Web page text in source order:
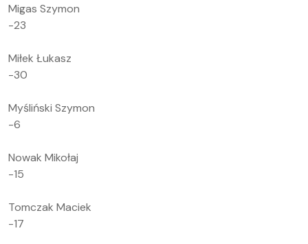
Migas Szymon
-23
Miłek Łukasz
-30
Myśliński Szymon
-6
Nowak Mikołaj
-15
Tomczak Maciek
-17